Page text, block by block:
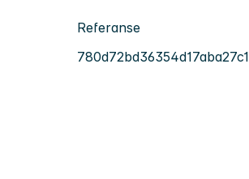
Referanse